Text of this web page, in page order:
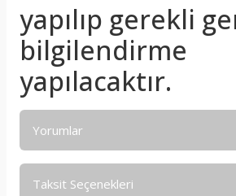
yapılıp gerekli
bilgilendirme
yapılacaktır.
Yorumlar
Taksit Seçenekleri